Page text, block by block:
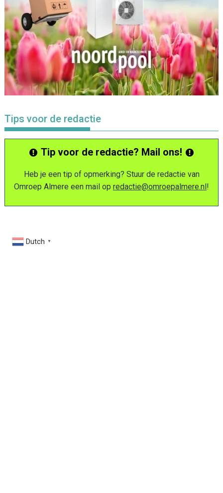
Tips voor de redactie
Tip voor de redactie? Mail ons!
Heb je een tip of opmerking? Stuur de redactie van
Omroep Almere een mail op redactie@omroepalmere.nl!
Dutch ▼